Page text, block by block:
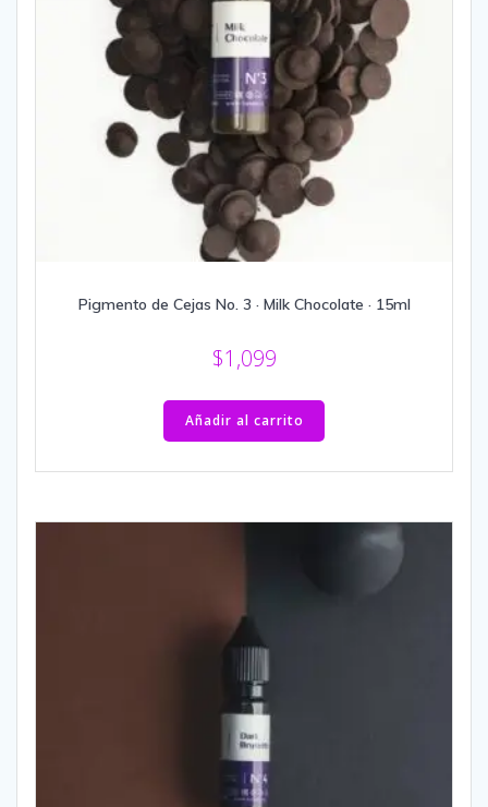
Pigmento de Cejas No. 3 · Milk Chocolate · 15ml
$1,099
Añadir al carrito